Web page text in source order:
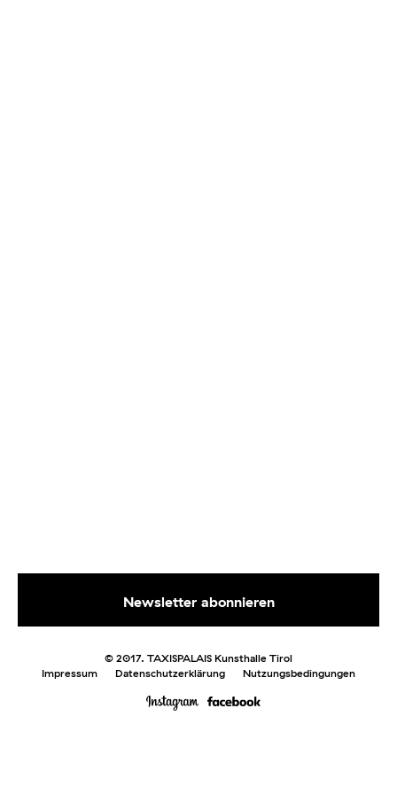
© 2017. TAXISPALAIS Kunsthalle Tirol
Impressum
Datenschutzerklärung Nutzungsbedingungen